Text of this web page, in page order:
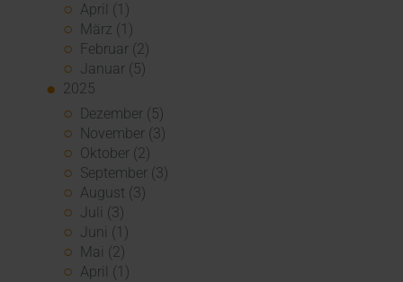
April (1)
März (1)
Februar (2)
Januar (5)
2025
Dezember (5)
November (3)
Oktober (2)
September (3)
August (3)
Juli (3)
Juni (1)
Mai (2)
April (1)